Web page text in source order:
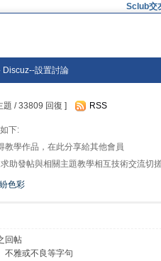
Sclub交
設置討論
/ 33809 回復 ] RSS
下:
教學作品，在此分享給其他會員
助發帖與相關主題教學相互技術交流切
色彩
回帖
不雅或不良等字句